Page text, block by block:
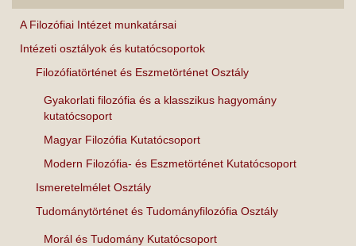
A Filozófiai Intézet munkatársai
Intézeti osztályok és kutatócsoportok
Filozófiatörténet és Eszmetörténet Osztály
Gyakorlati filozófia és a klasszikus hagyomány
kutatócsoport
Magyar Filozófia Kutatócsoport
Modern Filozófia- és Eszmetörténet Kutatócsoport
Ismeretelmélet Osztály
Tudománytörténet és Tudományfilozófia Osztály
Morál és Tudomány Kutatócsoport